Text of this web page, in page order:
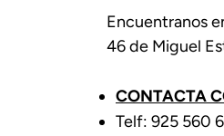
Encuentranos
46 de Miguel
CONTACTA
Telf: 925 560